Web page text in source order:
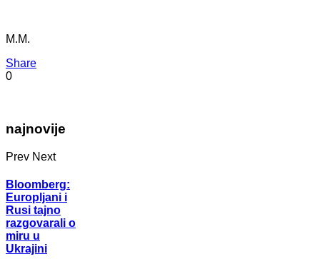
M.M.
Share
0
najnovije
Prev Next
Bloomberg:
Europljani i
Rusi tajno
razgovarali o
miru u
Ukrajini